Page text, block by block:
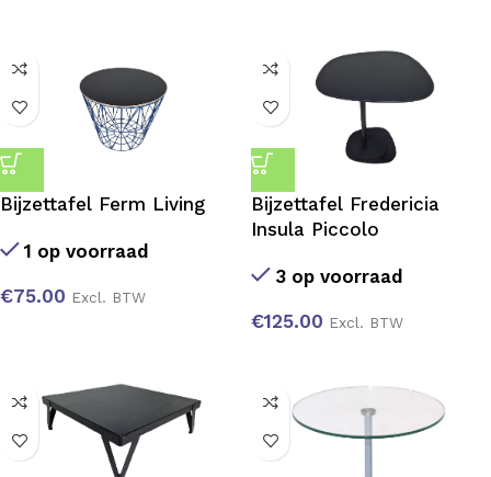
Bijzettafel Ferm Living
1 op voorraad
€75.00 Excl. BTW
Bijzettafel Fredericia
Insula Piccolo
3 op voorraad
€125.00 Excl. BTW